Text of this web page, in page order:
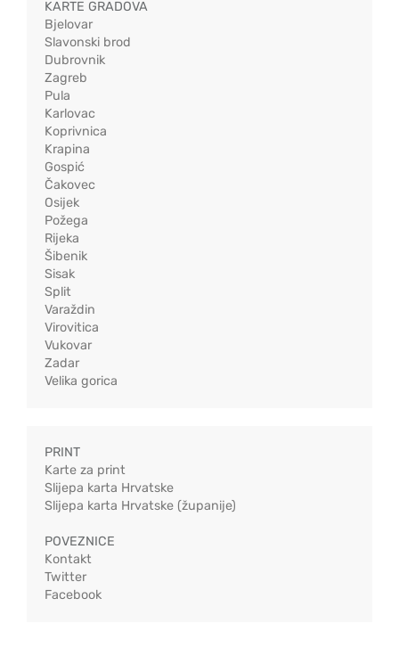
KARTE GRADOVA
Bjelovar
Slavonski brod
Dubrovnik
Zagreb
Pula
Karlovac
Koprivnica
Krapina
Gospić
Čakovec
Osijek
Požega
Rijeka
Šibenik
Sisak
Split
Varaždin
Virovitica
Vukovar
Zadar
Velika gorica
PRINT
Karte za print
Slijepa karta Hrvatske
Slijepa karta Hrvatske (županije)
POVEZNICE
Kontakt
Twitter
Facebook